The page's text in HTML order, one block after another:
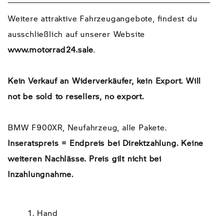
Weitere attraktive Fahrzeugangebote, findest du
ausschließlich auf unserer Website
www.motorrad24.sale.
Kein Verkauf an Widerverkäufer, kein Export. Will
not be sold to resellers, no export.
BMW F900XR, Neufahrzeug, alle Pakete.
Inseratspreis = Endpreis bei Direktzahlung. Keine
weiteren Nachlässe. Preis gilt nicht bei
Inzahlungnahme.
1. Hand